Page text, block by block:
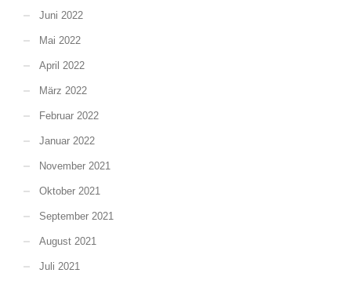
Juni 2022
Mai 2022
April 2022
März 2022
Februar 2022
Januar 2022
November 2021
Oktober 2021
September 2021
August 2021
Juli 2021